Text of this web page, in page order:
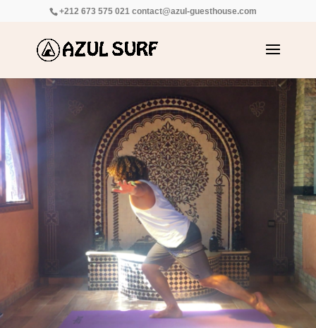
+212 673 575 021 contact@azul-guesthouse.com